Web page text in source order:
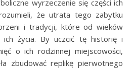
wyrzeczenie się części ich
że utrata tego zabytku
i tradycji, które od wieków
ich życia. By uczcić tę historię i
o ich rodzinnej miejscowości,
zbudować replikę pierwotnego